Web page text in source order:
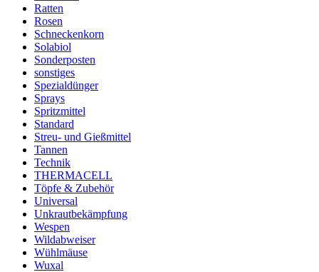
Ratten
Rosen
Schneckenkorn
Solabiol
Sonderposten
sonstiges
Spezialdünger
Sprays
Spritzmittel
Standard
Streu- und Gießmittel
Tannen
Technik
THERMACELL
Töpfe & Zubehör
Universal
Unkrautbekämpfung
Wespen
Wildabweiser
Wühlmäuse
Wuxal